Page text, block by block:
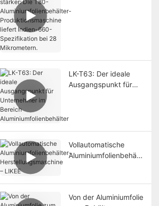
Spezifikation bei 28
Mikrometern.
LK-T63: Der ideale
Ausgangspunkt für
Aluminiumfolienbehält
Vollautomatische
Aluminiumfolienbehält
Von der Aluminiumfolie